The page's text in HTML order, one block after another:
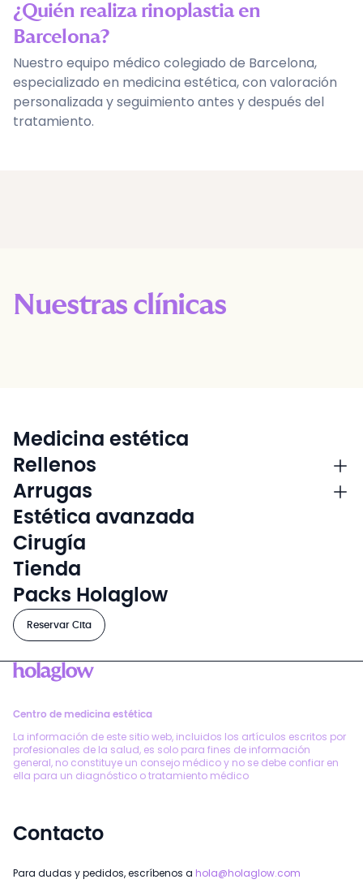
¿Quién realiza rinoplastia en
Barcelona?
Nuestro equipo médico colegiado de Barcelona,
especializado en medicina estética, con valoración
personalizada y seguimiento antes y después del
tratamiento.
Nuestras clínicas
Centro de medicina estética
La información de este sitio web, incluidos los artículos escritos por
profesionales de la salud, es solo para fines de información
general, no constituye un consejo médico y no se debe confiar en
ella para un diagnóstico o tratamiento médico
Contacto
Para dudas y pedidos, escríbenos a hola@holaglow.com
Medicina estética
Rellenos
Arrugas
Estética avanzada
Cirugía
Tienda
Packs Holaglow
Reservar Cita